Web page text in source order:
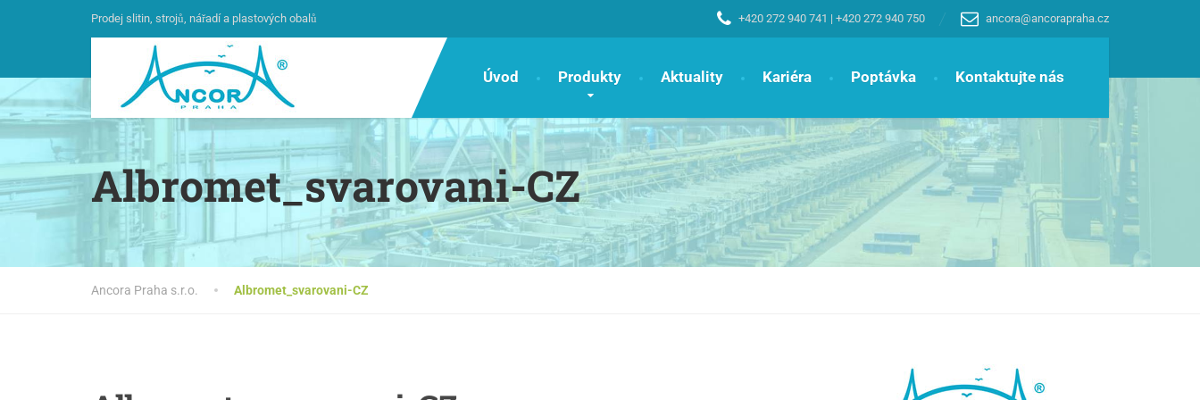
Prodej slitin, strojů, nářadí a plastových obalů +420 272 940 741 | +420 272 940 750 ancora@ancorapraha.cz
Úvod Produkty Aktuality Kariéra Poptávka Kontaktujte nás
Albromet_svarovani-CZ
Ancora Praha s.r.o. Albromet_svarovani-CZ